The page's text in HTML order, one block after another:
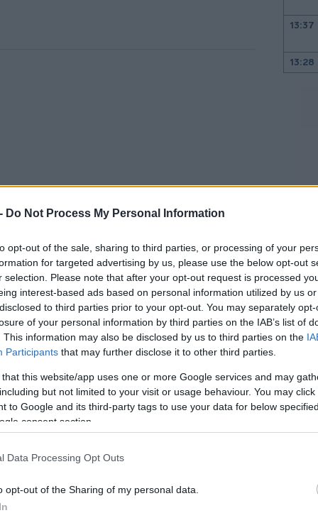
Do Not Process My Personal Information
opt-out of the sale, sharing to third parties, or processing of your
for targeted advertising by us, please use the below opt-out
selection. Please note that after your opt-out request is processed
interest-based ads based on personal information utilized by us
to third parties prior to your opt-out. You may separately
of your personal information by third parties on the IAB’s list of
This information may also be disclosed by us to third parties on the
Participants that may further disclose it to other third parties.
that this website/app uses one or more Google services and may
but not limited to your visit or usage behaviour. You may
to Google and its third-party tags to use your data for below
consent section.
Data Processing Opt Outs
opt-out of the Sharing of my personal data.
ότι η Τεχεράνη ενημέρωσε τις
«72 ώρες πριν από την επιχείρηση».
φίλους στην περιοχή, ανάμεσά τους και
στρατιωτικές βάσεις, ότι στόχος
καθεστώτος», είπε.
13:37
13:28
13:04
13:02
12:58
12:52